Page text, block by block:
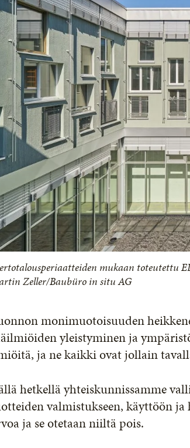
mukaan toteutettu
Zeller/Baubüro in situ AG
monimuotoisuuden
yleistyminen ja
ja ne kaikki ovat jollain
hetkellä yhteiskunnissamme
valmistukseen, käyttöön
ja se otetaan niiltä pois.